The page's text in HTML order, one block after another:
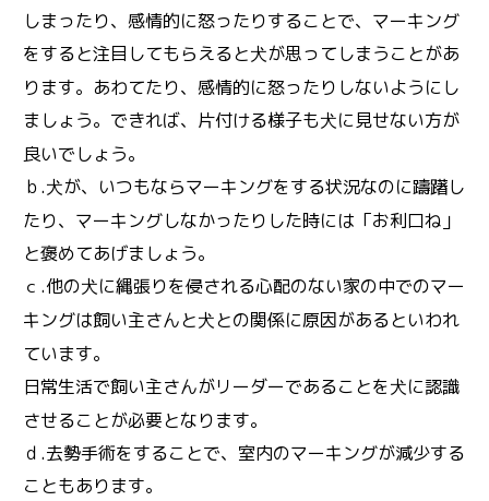
しまったり、感情的に怒ったりすることで、マーキング
をすると注目してもらえると犬が思ってしまうことがあ
ります。あわてたり、感情的に怒ったりしないようにし
ましょう。できれば、片付ける様子も犬に見せない方が
良いでしょう。
ｂ.犬が、いつもならマーキングをする状況なのに躊躇し
たり、マーキングしなかったりした時には「お利口ね」
と褒めてあげましょう。
ｃ.他の犬に縄張りを侵される心配のない家の中でのマー
キングは飼い主さんと犬との関係に原因があるといわれ
ています。
日常生活で飼い主さんがリーダーであることを犬に認識
させることが必要となります。
ｄ.去勢手術をすることで、室内のマーキングが減少する
こともあります。